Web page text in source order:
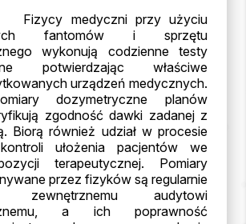
przy użyciu
fantomów i sprzętu
wykonują codzienne testy
potwierdzając właściwe
urządzeń medycznych.
dozymetryczne planów
zgodność dawki zadanej z
Biorą również udział w procesie
ułożenia pacjentów we
terapeutycznej. Pomiary
przez fizyków są regularnie
zewnętrznemu audytowi
a ich poprawność